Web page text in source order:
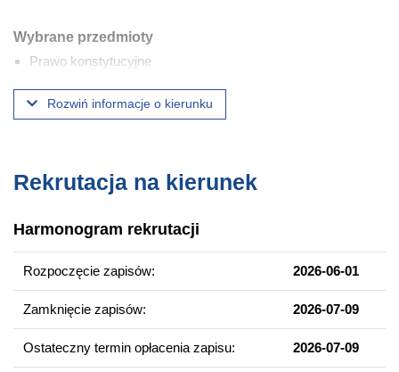
Wybrane przedmioty
Prawo konstytucyjne
Prawo karne
Prawo cywilne
Prawo finansowe
Prawo administracyjne
Postępowanie cywile
Postępowanie administracyjne i sądowo-administracyjne
Publiczne prawo gospodarcze i ochrony konkurencji
Prawo handlowe
Rozwiń informacje o kierunku
Rekrutacja na kierunek
Harmonogram rekrutacji
Rozpoczęcie zapisów: 2026-06-01
Zamknięcie zapisów: 2026-07-09
Ostateczny termin opłacenia zapisu: 2026-07-09